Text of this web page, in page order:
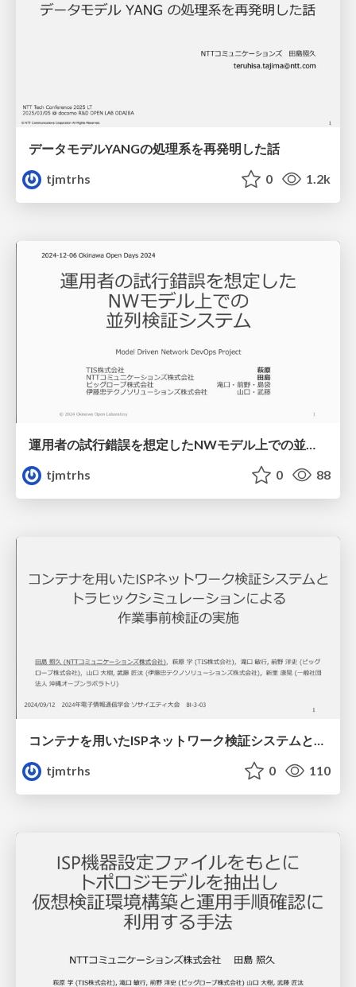
データモデルYANGの処理系を再発明した話
tjmtrhs
0 1.2k
運用者の試行錯誤を想定したNWモデル上での並列検証システム
tjmtrhs
0 88
コンテナを用いたISPネットワーク検証システムとトラヒックシミュレーションによる作業事前検証の実施
tjmtrhs
0 110